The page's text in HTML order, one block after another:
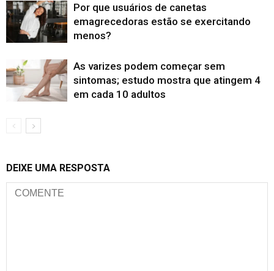
Por que usuários de canetas
emagrecedoras estão se exercitando
menos?
As varizes podem começar sem
sintomas; estudo mostra que atingem 4
em cada 10 adultos
DEIXE UMA RESPOSTA